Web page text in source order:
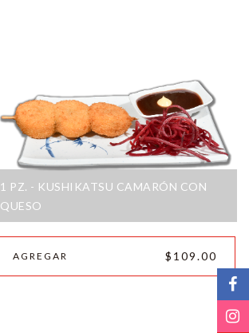
1 PZ. - KUSHIKATSU CAMARÓN CON
QUESO
AGREGAR $109.00